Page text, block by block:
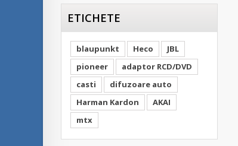
ETICHETE
blaupunkt Heco
JBL
pioneer
adaptor RCD/DVD
casti
difuzoare auto
Harman Kardon
AKAI
mtx